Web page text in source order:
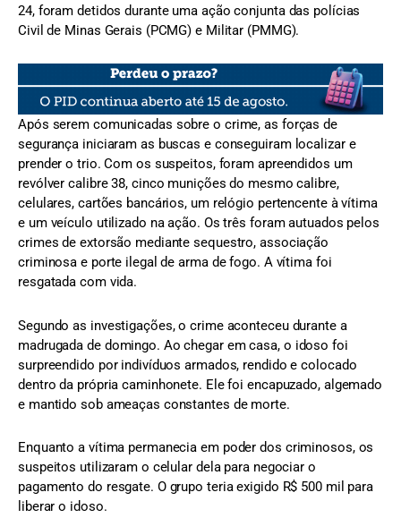
24, foram detidos durante uma ação conjunta das polícias
Civil de Minas Gerais (PCMG) e Militar (PMMG).
Após serem comunicadas sobre o crime, as forças de
segurança iniciaram as buscas e conseguiram localizar e
prender o trio. Com os suspeitos, foram apreendidos um
revólver calibre 38, cinco munições do mesmo calibre,
celulares, cartões bancários, um relógio pertencente à vítima
e um veículo utilizado na ação. Os três foram autuados pelos
crimes de extorsão mediante sequestro, associação
criminosa e porte ilegal de arma de fogo. A vítima foi
resgatada com vida.
Segundo as investigações, o crime aconteceu durante a
madrugada de domingo. Ao chegar em casa, o idoso foi
surpreendido por indivíduos armados, rendido e colocado
dentro da própria caminhonete. Ele foi encapuzado, algemado
e mantido sob ameaças constantes de morte.
Enquanto a vítima permanecia em poder dos criminosos, os
suspeitos utilizaram o celular dela para negociar o
pagamento do resgate. O grupo teria exigido R$ 500 mil para
liberar o idoso.